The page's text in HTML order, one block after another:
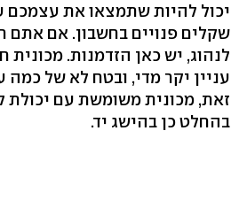
יכול להיות שתמצאו את
שקלים פנויים בחשבון. אם אתם
לנהוג, יש כאן הזדמנות. מכונית
עניין יקר מדי, ובטח לא של
זאת, מכונית משומשת עם יכולת
בהחלט כן בהישג יד.